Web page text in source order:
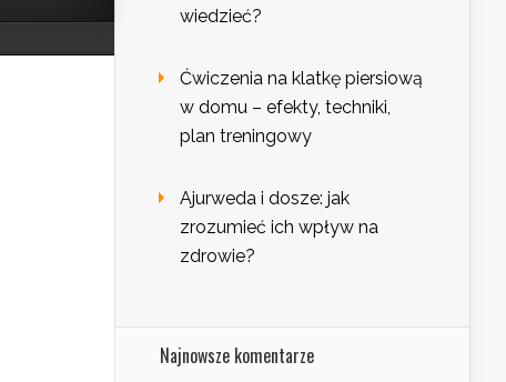
wiedzieć?
Ćwiczenia na klatkę piersiową
w domu – efekty, techniki,
plan treningowy
Ajurweda i dosze: jak
zrozumieć ich wpływ na
zdrowie?
Najnowsze komentarze